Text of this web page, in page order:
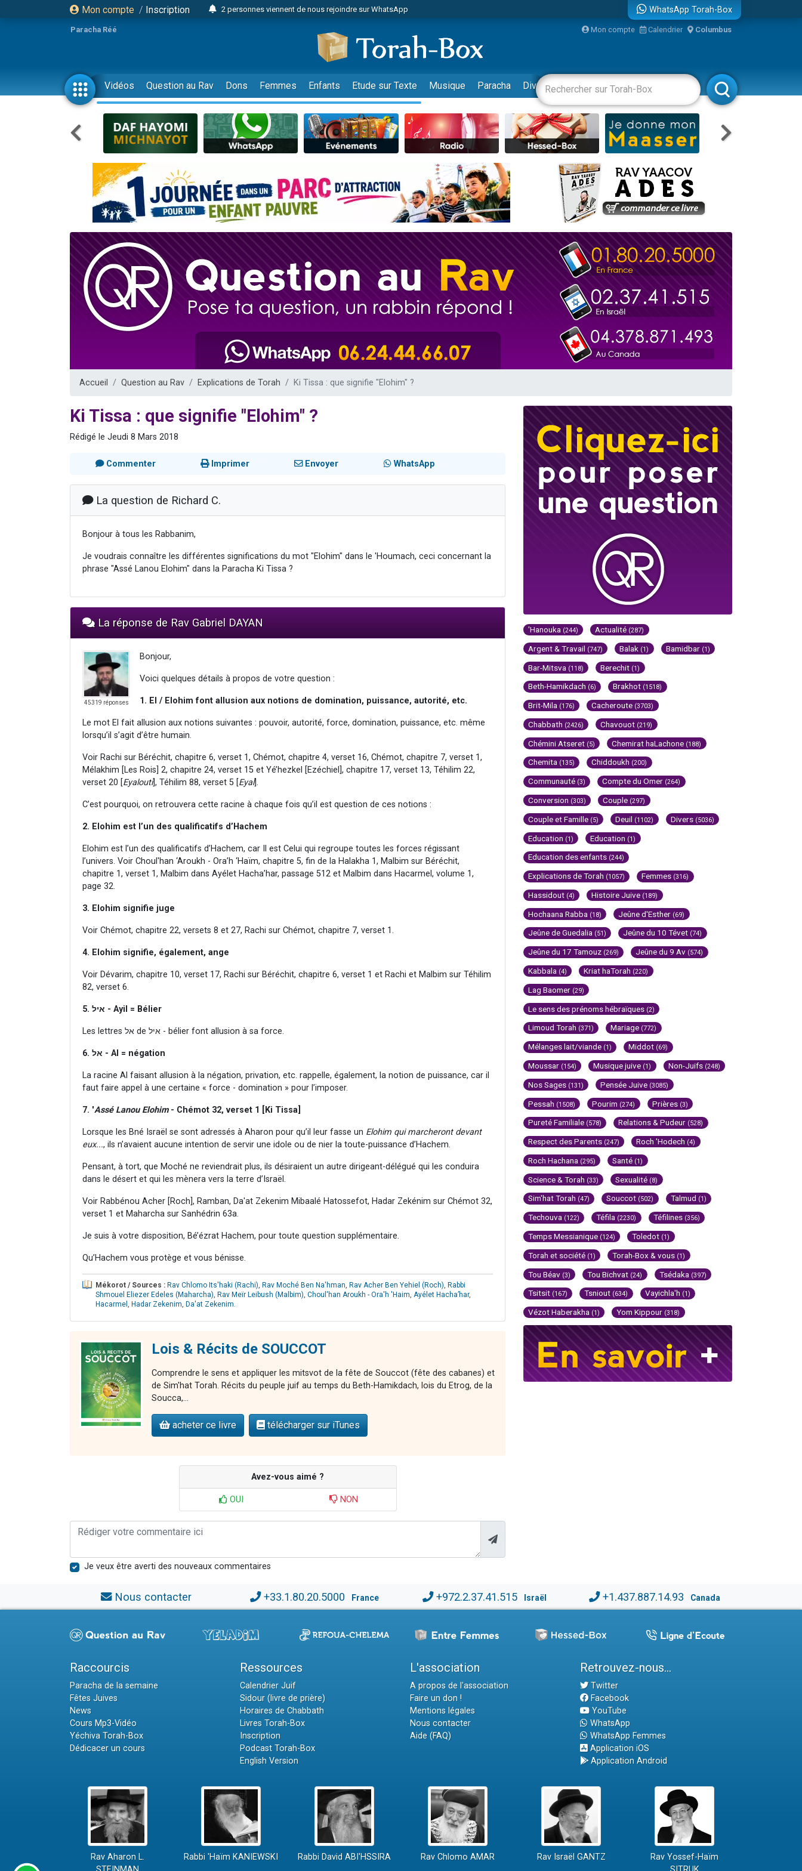
Mon compte / Inscription
2 personnes viennent de nous rejoindre sur WhatsApp
2 nouvelles musiques dans Torah-Box Music
8 personnes viennent de faire un don pour Tsédaka : pauvres d'Israel
4 personnes viennent de faire un don pour Diane, 80 ans, dans un appartement insalubre
Nouvelle émission radio : Visions de grandeur n°104 : Le Chabbath et le Birkat Hamazone à travers le temps
61 personnes viennent de demander une bénédiction
39 personnes viennent de faire un don pour Sauvez la jambe de Yohan
Il reste 49 places pour étudier en groupe sur Zoom
Nathaniel vient de donner son Maasser
6 personnes viennent de faire un don pour 5 enfants déjà orphelins risquent de perdre leur maman
2 personnes viennent de faire un don pour Reloger Rivka, 6 enfants, victime de violences...
10 personnes viennent de demander une bénédiction
Il reste 49 places pour étudier en groupe sur Zoom
Dovan vient de donner son Maasser
2 personnes viennent de nous rejoindre sur WhatsApp
Malgorzata vient de donner son Maasser
3 personnes viennent de nous rejoindre sur WhatsApp
WhatsApp Torah-Box
Paracha Réé Mon compte Calendrier Columbus
Vidéos Question au Rav Dons Femmes Enfants Etude sur Texte Musique Paracha Divertissements Livres Rabbanim
Accueil Question au Rav Explications de Torah Ki Tissa : que signifie "Elohim" ?
Ki Tissa : que signifie "Elohim" ?
Rédigé le Jeudi 8 Mars 2018
Commenter Imprimer Envoyer WhatsApp
La question de Richard C.
Bonjour à tous les Rabbanim,
Je voudrais connaître les différentes significations du mot "Elohim" dans le 'Houmach, ceci concernant la
phrase "Assé Lanou Elohim" dans la Paracha Ki Tissa ?
La réponse de Rav Gabriel DAYAN
45319 réponses
Bonjour,
Voici quelques détails à propos de votre question :
1. El / Elohim font allusion aux notions de domination, puissance, autorité, etc.
Le mot El fait allusion aux notions suivantes : pouvoir, autorité, force, domination, puissance, etc. même
lorsqu’il s’agit d’être humain.
Voir Rachi sur Béréchit, chapitre 6, verset 1, Chémot, chapitre 4, verset 16, Chémot, chapitre 7, verset 1,
Mélakhim [Les Rois] 2, chapitre 24, verset 15 et Yé’hezkel [Ezéchiel], chapitre 17, verset 13, Téhilim 22,
verset 20 [Eyalouti], Téhilim 88, verset 5 [Eyal].
C’est pourquoi, on retrouvera cette racine à chaque fois qu’il est question de ces notions :
2. Elohim est l’un des qualificatifs d’Hachem
Elohim est l’un des qualificatifs d’Hachem, car Il est Celui qui regroupe toutes les forces régissant
l’univers. Voir Choul'han ‘Aroukh - Ora’h ‘Haïm, chapitre 5, fin de la Halakha 1, Malbim sur Béréchit,
chapitre 1, verset 1, Malbim dans Ayélet Hacha’har, passage 512 et Malbim dans Hacarmel, volume 1,
page 32.
3. Elohim signifie juge
Voir Chémot, chapitre 22, versets 8 et 27, Rachi sur Chémot, chapitre 7, verset 1.
4. Elohim signifie, également, ange
Voir Dévarim, chapitre 10, verset 17, Rachi sur Béréchit, chapitre 6, verset 1 et Rachi et Malbim sur Téhilim
82, verset 6.
5. איל - Ayil = Bélier
Les lettres אל de איל - bélier font allusion à sa force.
6. אל - Al = négation
La racine Al faisant allusion à la négation, privation, etc. rappelle, également, la notion de puissance, car il
faut faire appel à une certaine « force - domination » pour l’imposer.
7. 'Assé Lanou Elohim- Chémot 32, verset 1 [Ki Tissa]
Lorsque les Bné Israël se sont adressés à Aharon pour qu’il leur fasse un Elohim qui marcheront devant
eux..., ils n’avaient aucune intention de servir une idole ou de nier la toute-puissance d’Hachem.
Pensant, à tort, que Moché ne reviendrait plus, ils désiraient un autre dirigeant-délégué qui les conduira
dans le désert et qui les mènera vers la terre d’Israël.
Voir Rabbénou Acher [Roch], Ramban, Da'at Zekenim Mibaalé Hatossefot, Hadar Zekénim sur Chémot 32,
verset 1 et Maharcha sur Sanhédrin 63a.
Je suis à votre disposition, Bé’ézrat Hachem, pour toute question supplémentaire.
Qu’Hachem vous protège et vous bénisse.
Mékorot / Sources : Rav Chlomo Its'haki (Rachi) Rav Moché Ben Na'hman Rav Acher Ben Yehiel (Roch) Rabbi
Shmouel Eliezer Edeles (Maharcha) Rav Meïr Leibush (Malbim) Choul'han Aroukh - Ora'h 'Haim Ayélet Hacha’har,
Hacarmel
Hadar Zekenim Da'at Zekenim
Lois & Récits de SOUCCOT
Comprendre le sens et appliquer les mitsvot de la fête de Souccot (fête des cabanes) et
de Sim'hat Torah. Récits du peuple juif au temps du Beth-Hamikdach, lois du Etrog, de la
Soucca,...
acheter ce livre télécharger sur iTunes
Avez-vous aimé ?
OUI NON
Je veux être averti des nouveaux commentaires
'Hanouka (244) Actualité (287)
Argent & Travail (747) Balak (1) Bamidbar (1)
Bar-Mitsva (118) Berechit (1)
Beth-Hamikdach (6) Brakhot (1518)
Brit-Mila (176) Cacheroute (3703)
Chabbath (2426) Chavouot (219)
Chémini Atseret (5) Chemirat haLachone (188)
Chemita (135) Chiddoukh (200)
Communauté (3) Compte du Omer (264)
Conversion (303) Couple (297)
Couple et Famille (5) Deuil (1102) Divers (5036)
Education (1) Education (1)
Education des enfants (244)
Explications de Torah (1057) Femmes (316)
Hassidout (4) Histoire Juive (189)
Hochaana Rabba (18) Jeûne d'Esther (69)
Jeûne de Guedalia (51) Jeûne du 10 Tévet (74)
Jeûne du 17 Tamouz (269) Jeûne du 9 Av (574)
Kabbala (4) Kriat haTorah (220)
Lag Baomer (29)
Le sens des prénoms hébraïques (2)
Limoud Torah (371) Mariage (772)
Mélanges lait/viande (1) Middot (69)
Moussar (154) Musique juive (1) Non-Juifs (248)
Nos Sages (131) Pensée Juive (3085)
Pessah (1508) Pourim (274) Prières (3)
Pureté Familiale (578) Relations & Pudeur (528)
Respect des Parents (247) Roch 'Hodech (4)
Roch Hachana (295) Santé (1)
Science & Torah (33) Sexualité (8)
Sim'hat Torah (47) Souccot (502) Talmud (1)
Techouva (122) Téfila (2230) Téfilines (356)
Temps Messianique (124) Toledot (1)
Torah et société (1) Torah-Box & vous (1)
Tou Béav (3) Tou Bichvat (24) Tsédaka (397)
Tsitsit (167) Tsniout (634) Vayichla'h (1)
Vézot Haberakha (1) Yom Kippour (318)
Nous contacter +33.1.80.20.5000 France +972.2.37.41.515 Israël +1.437.887.14.93 Canada
Raccourcis
Paracha de la semaine
Fêtes Juives
News
Cours Mp3-Vidéo
Yéchiva Torah-Box
Dédicacer un cours
Ressources
Calendrier Juif
Sidour (livre de prière)
Horaires de Chabbath
Livres Torah-Box
Inscription
Podcast Torah-Box
English Version
L'association
A propos de l'association
Faire un don !
Mentions légales
Nous contacter
Aide (FAQ)
Retrouvez-nous...
Twitter
Facebook
YouTube
WhatsApp
WhatsApp Femmes
Application iOS
Application Android
Rav Aharon L.
Rabbi 'Haïm KANIEWSKI Rabbi David ABI'HSSIRA Rav Chlomo AMAR Rav Israël GANTZ
Rav Yossef-Haïm